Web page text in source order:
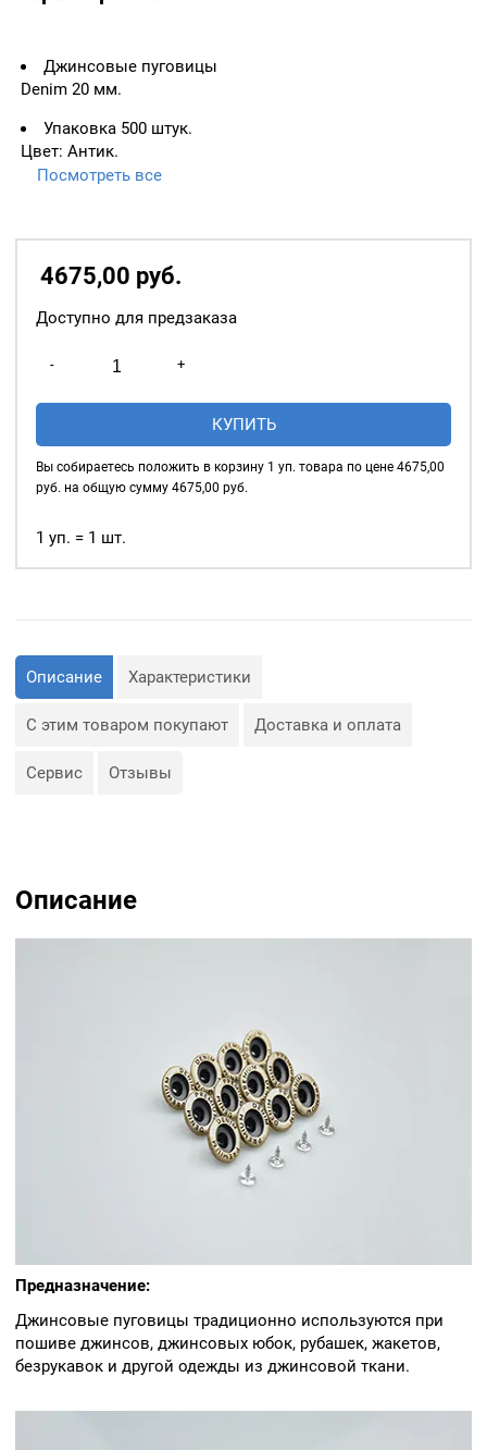
Джинсовые пуговицы
Denim 20 мм.
Упаковка 500 штук.
Цвет: Антик.
Пуговицы такой
при изготовлении одежды
джинсовой ткани,
пуговица выполнена из
Состоит из двух частей:
Посмотреть все
4675,00 руб.
Доступно для предзаказа
-
товара
Джинсовые
"Denim"
20мм,
Турция,
+
КУПИТЬ
Вы собираетесь положить в корзину 1 уп. товара по цене 4675,00
руб. на общую сумму 4675,00 руб.
1 уп. = 1 шт.
Описание Характеристики
С этим товаром покупают Доставка и оплата
Сервис Отзывы
Описание
Предназначение:
Джинсовые пуговицы традиционно используются при
пошиве джинсов, джинсовых юбок, рубашек, жакетов,
безрукавок и другой одежды из джинсовой ткани.